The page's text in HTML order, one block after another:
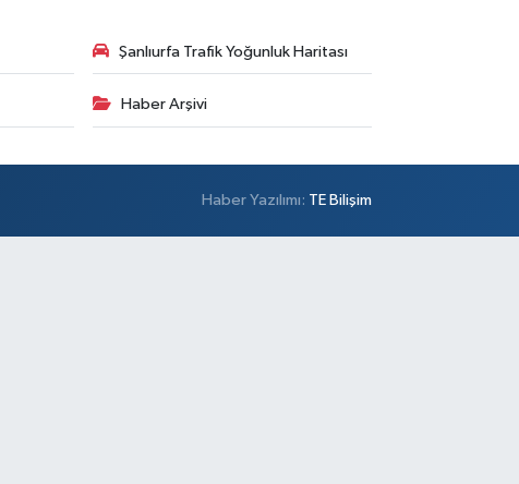
Şanlıurfa Trafik Yoğunluk Haritası
Haber Arşivi
Haber Yazılımı: TE Bilişim